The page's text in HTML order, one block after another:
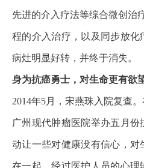
先进的介入疗法等综合微创治
程的介入治疗 ，以及同步放
病灶明显好转，并终于消失。
身为抗癌勇士，对生命更有欲
2014年5月，宋燕珠入院复查
广州现代肿瘤医院举办五月
动让一些对健康没有信心，对
在一起，经过医护人员的心